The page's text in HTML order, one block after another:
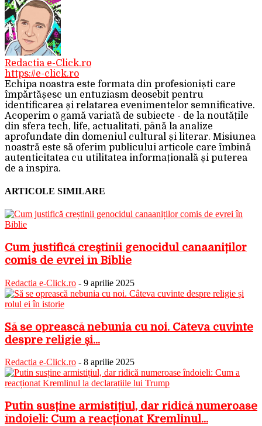
Redactia e-Click.ro
https://e-click.ro
Echipa noastra este formata din profesioniști care
împărtășesc un entuziasm deosebit pentru
identificarea și relatarea evenimentelor semnificative.
Acoperim o gamă variată de subiecte - de la noutățile
din sfera tech, life, actualitati, până la analize
aprofundate din domeniul cultural și literar. Misiunea
noastră este să oferim publicului articole care îmbină
autenticitatea cu utilitatea informațională și puterea
de a inspira.
ARTICOLE SIMILARE
Cum justifică creștinii genocidul canaaniților
comis de evrei în Biblie
Redactia e-Click.ro - 9 aprilie 2025
Să se oprească nebunia cu noi. Câteva cuvinte
despre religie și...
Redactia e-Click.ro - 8 aprilie 2025
Putin susține armistițiul, dar ridică numeroase
îndoieli: Cum a reacționat Kremlinul...